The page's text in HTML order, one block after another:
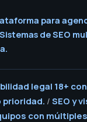
para
Sistemas de SEO
legal 18+ con
prioridad. / SEO y
con